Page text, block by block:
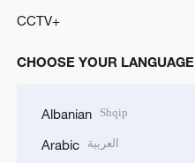
CCTV+
CHOOSE YOUR LANGUAGE
Albanian Shqip
Arabic العربية